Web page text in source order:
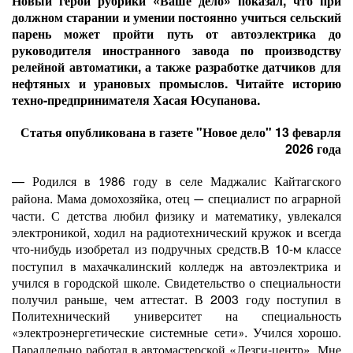
должном старании и умении постоянно учиться сельский
парень может пройти путь от автоэлектрика до
руководителя иностранного завода по производству
релейной автоматики, а также разработке датчиков для
нефтяных и урановых промыслов. Читайте историю
техно-предпринимателя ХасаяЮсупанова.
Статья опубликована в газете "Новое дело" 13 феварля
2026 года
— Родился в
1986 году в селе Маджалис Кайтагского
района. Мама домохозяйка, отец — специалист по аграрной
части. С детства любил физику и математику, увлекался
электроникой, ходил на радиотехнический кружок и всегда
что-нибудь изобретал из подручных средств.В 10-м классе
поступил в махачкалинский колледж на автоэлектрика и
учился в городской школе. Свидетельство о специальности
получил раньше, чем аттестат. В 2003 году поступил в
Политехнический университет
на специальность
«электроэнергетические системные сети». Учился хорошо.